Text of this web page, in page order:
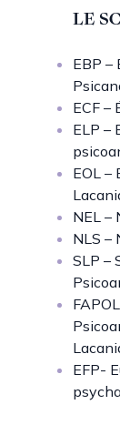
LE
EBP –
ECF –
ELP –
EOL –
NEL –
NLS –
SLP –
EFP-